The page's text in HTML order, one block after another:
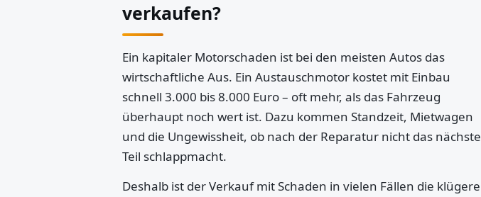
verkaufen?
Ein kapitaler Motorschaden ist bei den meisten Autos das
wirtschaftliche Aus. Ein Austauschmotor kostet mit Einbau
schnell 3.000 bis 8.000 Euro – oft mehr, als das Fahrzeug
überhaupt noch wert ist. Dazu kommen Standzeit, Mietwagen
und die Ungewissheit, ob nach der Reparatur nicht das nächste
Teil schlappmacht.
Deshalb ist der Verkauf mit Schaden in vielen Fällen die klügere